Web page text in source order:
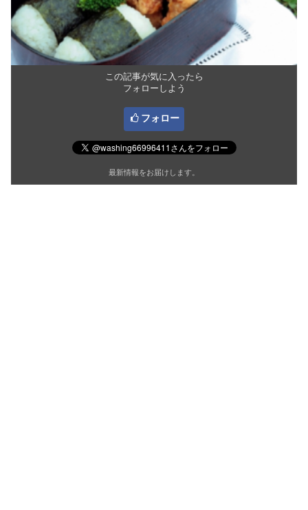
この記事が気に入ったら
フォローしよう
フォロー
最新情報をお届けします。